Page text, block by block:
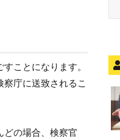
ことになります。
庁に送致されるこ
どの場合、検察官